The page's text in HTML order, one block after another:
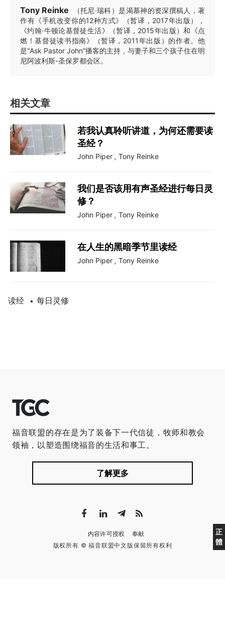
Tony Reinke
（托尼·瑞科）是渴慕神的资深撰稿人，著
作有《手机改变你的12种方式》（暂译，2017年出版），
《约翰·牛顿论基督徒生活》（暂译，2015年出版）和《点
燃！基督徒读书指南》（暂译，2011年出版）的作者。他
是“Ask Pastor John”播客的主持，与妻子和三个孩子住在明
尼阿波利斯-圣保罗都会区。
相关文章
若我认真聆听讲道，为何还需要读
圣经？
John Piper , Tony Reinke
我们是否该用有声圣经进行每日灵
修？
John Piper , Tony Reinke
在人生的黑暗季节里读经
John Piper , Tony Reinke
读经 • 每日灵修
正
體
福音联盟的存在是为了装备下一代信徒，牧师和教会
领袖，以塑造围绕福音的生活和事工。
了解更多
内容许可授权
奉献
版权所有 © 福音联盟中文版保留所有权利